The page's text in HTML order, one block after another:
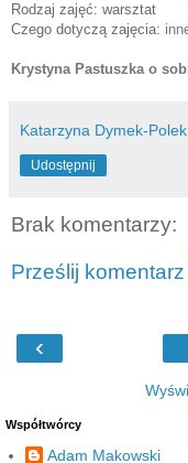
Rodzaj zajęć: warsztat
Czego dotyczą zajęcia:
Krystyna Pastuszka o
Katarzyna Dymek-Polek
Udostępnij
Brak komentarzy:
Prześlij komentarz
‹
Współtwórcy
Adam Makowski